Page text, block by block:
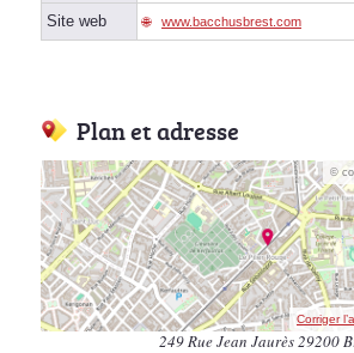
Site web www.bacchusbrest.com
Plan et adresse
©
Corriger
249 Rue Jean Jaurès 29200